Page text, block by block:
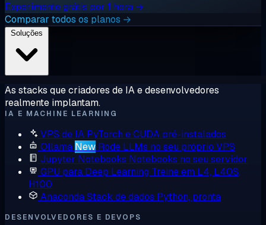
Experimente grátis por 1 hora →
Comparar todos os planos →
As stacks que criadores de IA e desenvolvedores
realmente implantam.
IA E MACHINE LEARNING
VPS de IA PyTorch e CUDA pré-instalados
Ollama New Rode LLMs no seu próprio VPS
Jupyter Notebooks Notebooks no seu servidor
GPU para Deep Learning Treine em L4, L40S,
H100
AnacondaStack de dados Python, pronta
DESENVOLVEDORES E DEVOPS